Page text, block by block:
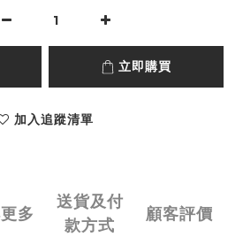
立即購買
加入追蹤清單
多
送貨及付
款方式
顧客評價